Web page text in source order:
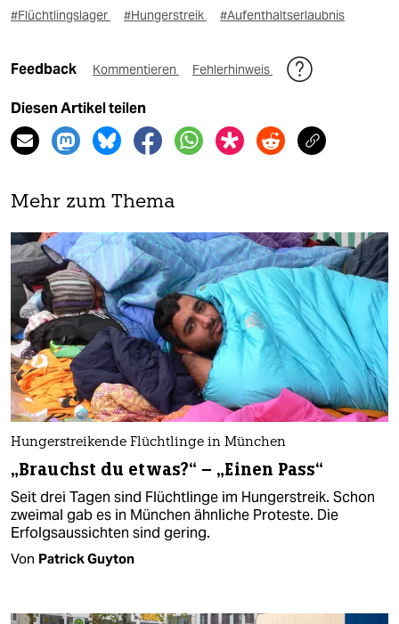
#Flüchtlingslager
#Hungerstreik #Aufenthaltserlaubnis
Feedback Kommentieren Fehlerhinweis
Diesen Artikel teilen
Mehr zum Thema
Hungerstreikende Flüchtlinge in München
„Brauchst du etwas?“ – „Einen Pass“
Seit drei Tagen sind Flüchtlinge im Hungerstreik. Schon
zweimal gab es in München ähnliche Proteste. Die
Erfolgsaussichten sind gering.
Von Patrick Guyton